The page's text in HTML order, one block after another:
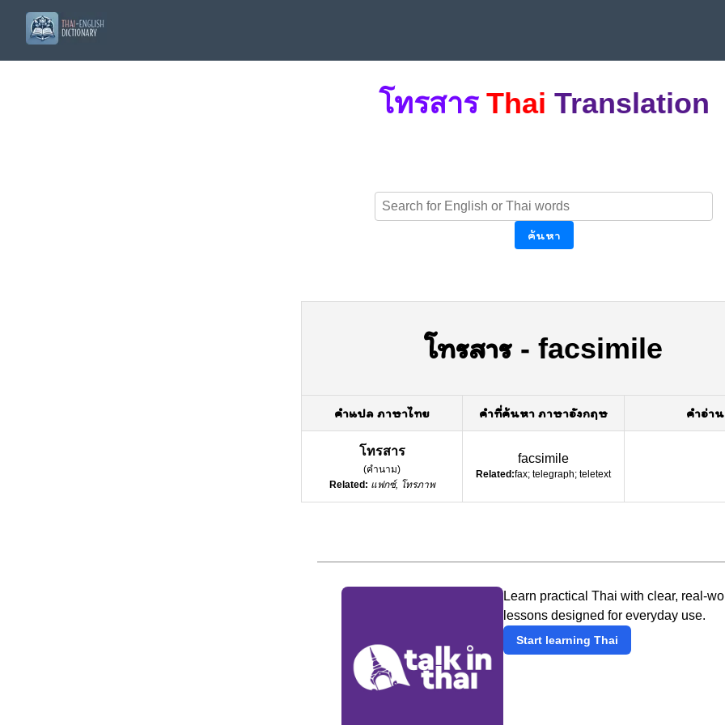
โทรสาร Thai Translation
ค้นหา
โทรสาร - facsimile
คำแปล ภาษาไทย คำที่ค้นหา ภาษาอังกฤษ คำอ่าน
โทรสาร
(คำนาม)
Related: แฟกซ์, โทรภาพ
facsimile
Related:fax; telegraph; teletext
Learn practical Thai with clear, real-
lessons designed for everyday use.
Start learning Thai